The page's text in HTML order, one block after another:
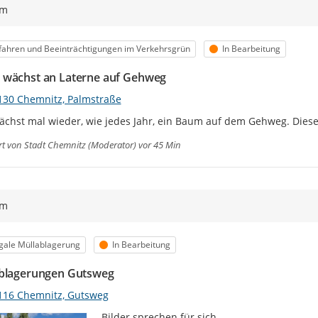
und Beeinträchtigungen im Verkehrsgrün Status
In Bearbeitung
wächst an Laterne auf Gehweg
Chemnitz, Palmstraße
mal wieder, wie jedes Jahr, ein Baum auf dem Gehweg.
von Stadt Chemnitz (Moderator)vor 45 Min
Müllablagerung Status
In Bearbeitung
Gutsweg
Chemnitz, Gutsweg